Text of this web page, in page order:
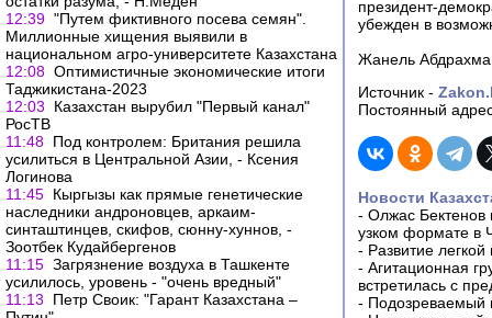
12:39 "Путем фиктивного посева семян".
Миллионные хищения выявили в
национальном агро-университете Казахстана
12:08 Оптимистичные экономические итоги
Таджикистана-2023
12:03
Казахстан вырубил "Первый канал"
РосТВ
11:48 Под контролем: Британия решила
усилиться в Центральной Азии, - Ксения
Логинова
11:45 Кыргызы как прямые генетические
наследники андроновцев, аркаим-
синташтинцев, скифов, сюнну-хуннов, -
Зоотбек Кудайбергенов
11:15 Загрязнение воздуха в Ташкенте
усилилось, уровень - "очень вредный"
11:13
Петр Своик: "Гарант Казахстана –
президент-
убежден в
Жанель
Источник -
Постоянный
Новости
- Олжас Бектенов
узком формате в
- Развитие
- Агитационная
встретилась с
- Подозреваемый